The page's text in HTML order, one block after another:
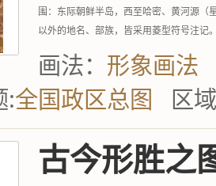
围：东际朝鲜半岛，西至哈密、黄河源（
以外的地名、部族，皆采用菱型符号注记
画法： 形象画法
:全国政区总图 区
古今形胜之